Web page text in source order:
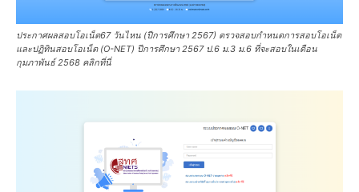
ประกาศผลสอบโอเน็ต67 วันไหน (ปีการศึกษา 2567) ตรวจสอบกำหนดการสอบโอเน็ต
และปฏิทินสอบโอเน็ต (O-NET) ปีการศึกษา 2567 ป.6 ม.3 ม.6 ที่จะสอบในเดือน
กุมภาพันธ์ 2568 คลิกที่นี่